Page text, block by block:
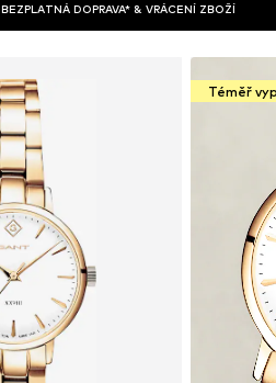
BEZPLATNÁ DOPRAVA* & VRÁCENÍ ZBOŽÍ
Téměř